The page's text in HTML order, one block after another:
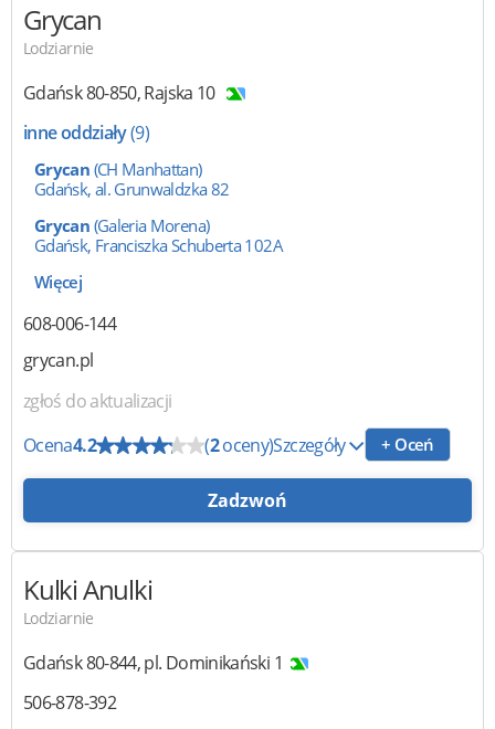
Grycan
Lodziarnie
Gdańsk80-850,Rajska 10
inne oddziały(9)
Grycan (CH Manhattan)
Gdańsk, al. Grunwaldzka 82
Grycan (Galeria Morena)
Gdańsk, Franciszka Schuberta 102A
Więcej
608-006-144
grycan.pl
zgłoś do aktualizacji
Ocena4.2 (2oceny)Szczegóły + Oceń
Zadzwoń
Kulki Anulki
Lodziarnie
Gdańsk80-844,pl. Dominikański 1
506-878-392